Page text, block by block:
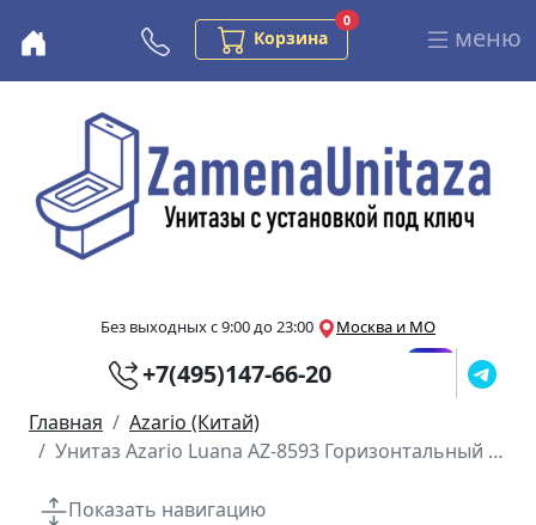
Перейти к основному содержанию
Бесплатная консультация
Корзина
0Заказов в корзине
меню
Без выходных с 9:00 до 23:00 Москва и МО
+7(495)147-66-20
Главная
Azario (Китай)
Унитаз Azario Luana AZ-8593 Горизонтальный Выпуск Безободковый
Показать навигацию